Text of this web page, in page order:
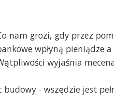
nam grozi, gdy przez
wpłyną pieniądze
wyjaśnia
- wszędzie jest